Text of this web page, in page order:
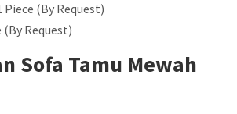
Piece (By Request)
(By Request)
Sofa Tamu Mewah